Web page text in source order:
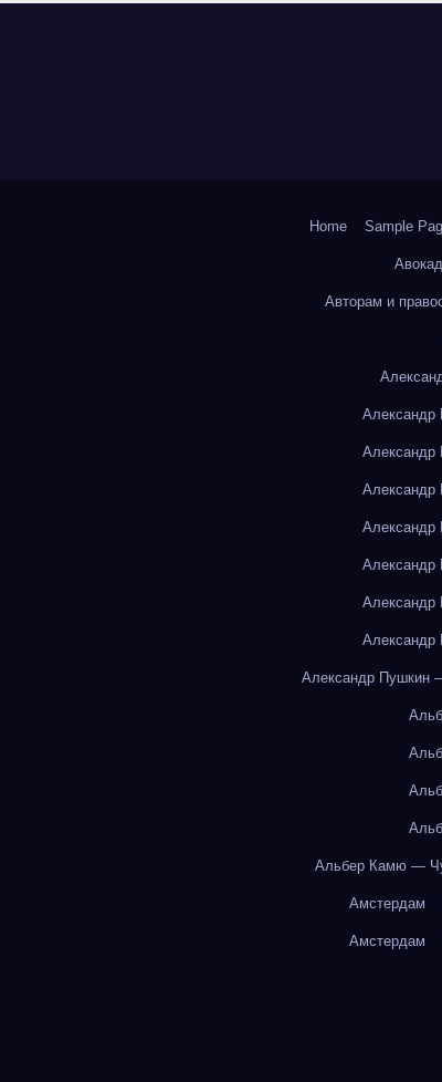
Home Sample
Авторам и
Александр
Александр
Александр
Александр
Александр
Александр
Александр
Александр Пушкин
Альбер Камю —
Амстердам
Амстердам